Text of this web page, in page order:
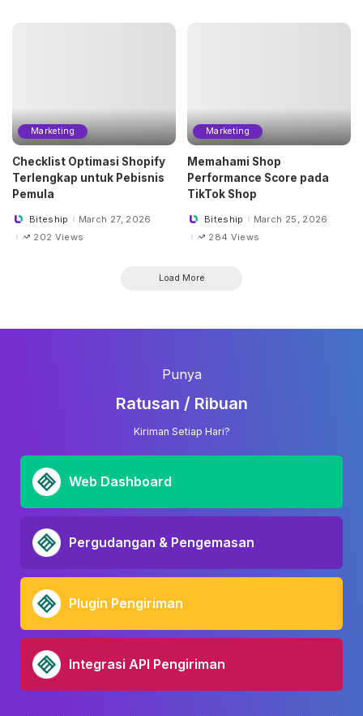
Marketing
Checklist Optimasi Shopify
Terlengkap untuk Pebisnis
Pemula
PostedBiteship
March 27, 2026
202 Views
Marketing
Memahami Shop
Performance Score pada
TikTok Shop
PostedBiteship
March 25, 2026
284 Views
Load More
Punya
Ratusan / Ribuan
Kiriman Setiap Hari?
Web Dashboard
Pergudangan & Pengemasan
Plugin Pengiriman
Integrasi API Pengiriman